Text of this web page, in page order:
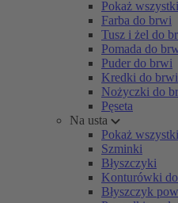
Pokaż
Farba do brwi
Tusz i żel do
Pomada do
Puder do brwi
Kredki do brwi
Nożyczki do
Pęseta
Na usta
Pokaż
Szminki
Błyszczyki
Konturówki
Błyszczyk